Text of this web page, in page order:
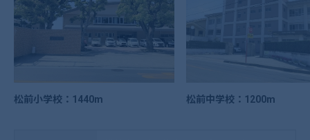
松前小学校：1440m 松前中学校：1200m